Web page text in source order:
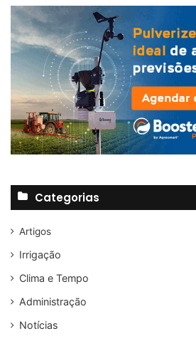
Categorias
Artigos
Irrigação
Clima e Tempo
Administração
Notícias